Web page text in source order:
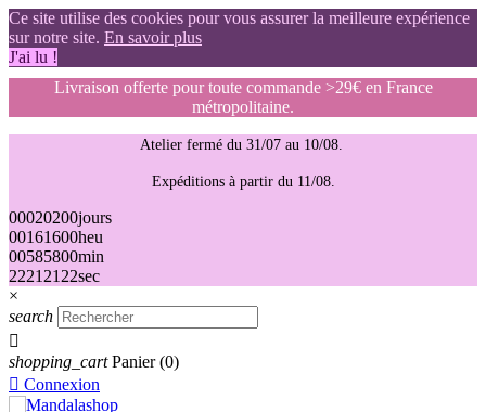
Ce site utilise des cookies pour vous assurer la meilleure expérience
sur notre site. En savoir plus
J'ai lu !
Livraison offerte pour toute commande >29€ en France
métropolitaine.
Atelier fermé du 31/07 au 10/08.
Expéditions à partir du 11/08.
00020200jours
00161600heu
00585800min
2120 20 21sec
×
search

shopping_cart Panier (0)
 Connexion